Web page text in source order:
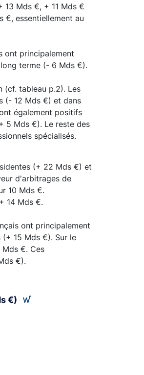
13 Mds €, + 11 Mds €
€, essentiellement au
ont principalement
terme (- 6 Mds €).
(cf. tableau p.2). Les
(- 12 Mds €) et dans
également positifs
5 Mds €). Le reste des
spécialisés.
(+ 22 Mds €) et
d'arbitrages de
10 Mds €.
14 Mds €.
ont principalement
15 Mds €). Sur le
€. Ces
€).
€)